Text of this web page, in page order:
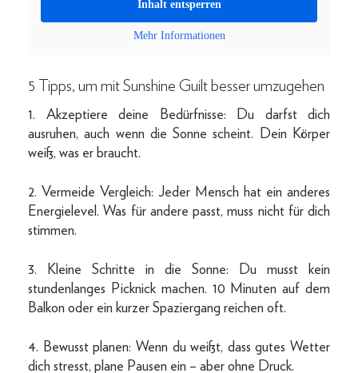
Inhalt entsperren
Mehr Informationen
5 Tipps, um mit Sunshine Guilt besser umzugehen
1. Akzeptiere deine Bedürfnisse: Du darfst dich
ausruhen, auch wenn die Sonne scheint. Dein Körper
weiß, was er braucht.
2. Vermeide Vergleich: Jeder Mensch hat ein anderes
Energielevel. Was für andere passt, muss nicht für dich
stimmen.
3. Kleine Schritte in die Sonne: Du musst kein
stundenlanges Picknick machen. 10 Minuten auf dem
Balkon oder ein kurzer Spaziergang reichen oft.
4. Bewusst planen: Wenn du weißt, dass gutes Wetter
dich stresst, plane Pausen ein – aber ohne Druck.